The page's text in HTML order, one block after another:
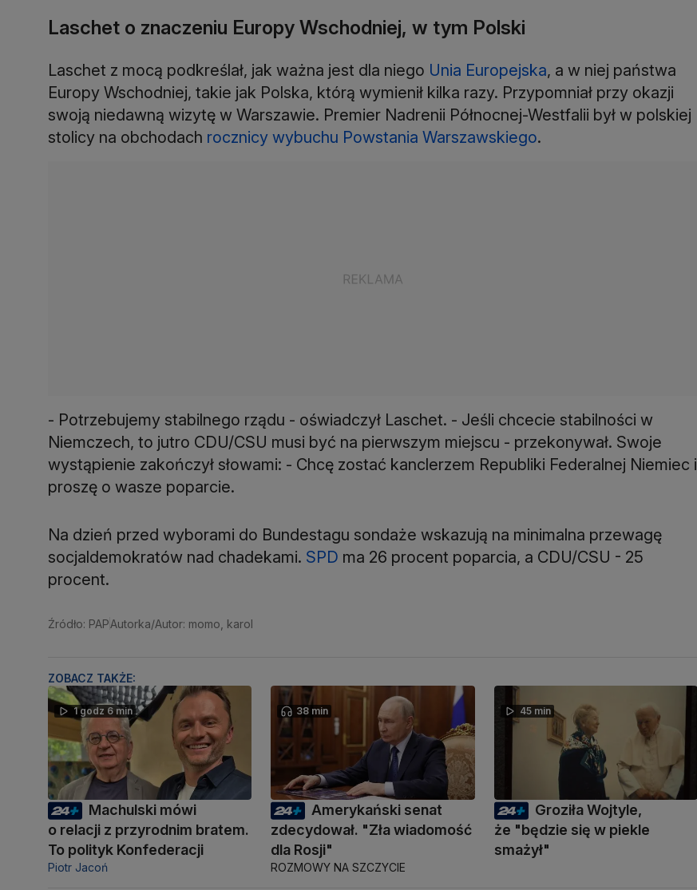
Laschet o znaczeniu Europy Wschodniej, w tym Polski
Laschet z mocą podkreślał, jak ważna jest dla niego Unia Europejska, a w niej państwa
Europy Wschodniej, takie jak Polska, którą wymienił kilka razy. Przypomniał przy okazji
swoją niedawną wizytę w Warszawie. Premier Nadrenii Północnej-Westfalii był w polskiej
stolicy na obchodach rocznicy wybuchu Powstania Warszawskiego.
- Potrzebujemy stabilnego rządu - oświadczył Laschet. - Jeśli chcecie stabilności w
Niemczech, to jutro CDU/CSU musi być na pierwszym miejscu - przekonywał. Swoje
wystąpienie zakończył słowami: - Chcę zostać kanclerzem Republiki Federalnej Niemiec i
proszę o wasze poparcie.
Na dzień przed wyborami do Bundestagu sondaże wskazują na minimalna przewagę
socjaldemokratów nad chadekami. SPD ma 26 procent poparcia, a CDU/CSU - 25
procent.
Źródło: PAPAutorka/Autor: momo, karol
ZOBACZ TAKŻE:
1 godz 6 min
Machulski mówi
o relacji z przyrodnim bratem.
To polityk Konfederacji
Piotr Jacoń
38 min
Amerykański senat
zdecydował. "Zła wiadomość
dla Rosji"
ROZMOWY NA SZCZYCIE
45 min
Groziła Wojtyle,
że "będzie się w piekle
smażył"